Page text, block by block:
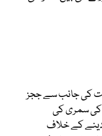
کی جانب سے ججز
کی سمری کی
کے خلاف